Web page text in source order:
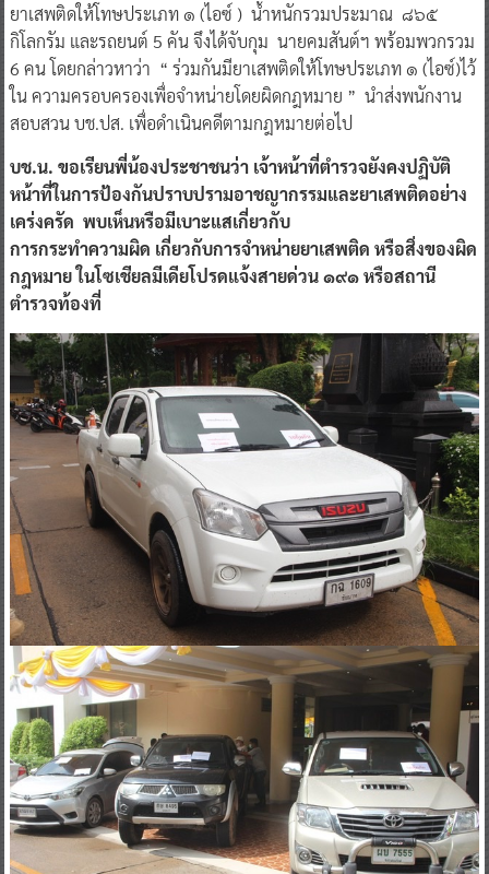
ยาเสพติดให้โทษประเภท ๑ (ไอซ์ ) น้ำหนักรวมประมาณ ๘๖๕
กิโลกรัม และรถยนต์ 5 คัน จึงได้จับกุม นายคมสันต์ฯ พร้อมพวกรวม
6 คน โดยกล่าวหาว่า “ ร่วมกันมียาเสพติดให้โทษประเภท ๑ (ไอซ์)ไว้
ใน ความครอบครองเพื่อจำหน่ายโดยผิดกฎหมาย ” นำส่งพนักงาน
สอบสวน บช.ปส. เพื่อดำเนินคดีตามกฎหมายต่อไป
บช.น. ขอเรียนพี่น้องประชาชนว่า เจ้าหน้าที่ตำรวจยังคงปฏิบัติ
หน้าที่ในการป้องกันปราบปรามอาชญากรรมและยาเสพติดอย่าง
เคร่งครัด พบเห็นหรือมีเบาะแสเกี่ยวกับ
การกระทำความผิด เกี่ยวกับการจำหน่ายยาเสพติด หรือสิ่งของผิด
กฎหมาย ในโซเชียลมีเดียโปรดแจ้งสายด่วน ๑๙๑ หรือสถานี
ตำรวจท้องที่